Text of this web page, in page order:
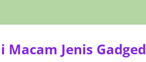
Jenis Gadged